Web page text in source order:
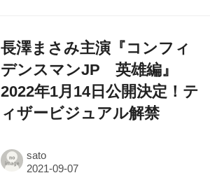
長澤まさみ主演『コンフィ
デンスマンJP 英雄編』
2022年1月14日公開決定！テ
ィザービジュアル解禁
sato